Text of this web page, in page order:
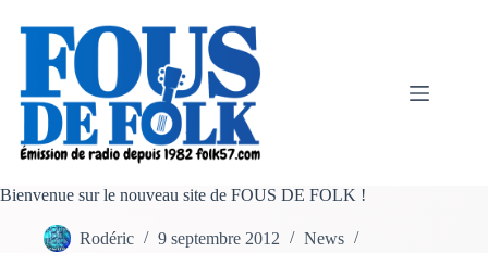
Bienvenue sur le nouveau site de FOUS DE FOLK !
Rodéric 9 septembre 2012
News